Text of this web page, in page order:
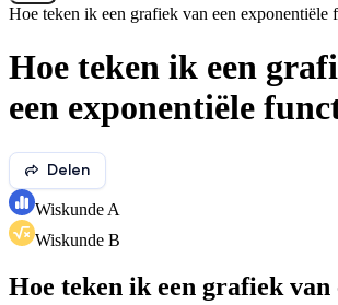
Hoe teken ik een grafiek van een exponentiële
Hoe teken ik een
een exponentiële
Delen
Wiskunde A
Wiskunde B
Hoe teken ik een grafiek van